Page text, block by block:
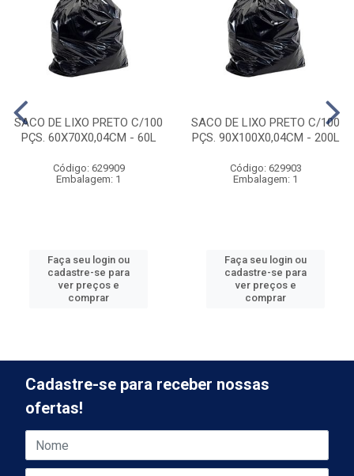
SACO DE LIXO PRETO C/100
PÇS. 60X70X0,04CM - 60L
Código: 629909
Embalagem: 1
Faça seu login ou
cadastre-se para
ver preços e
comprar
SACO DE LIXO PRETO C/100
PÇS. 90X100X0,04CM - 200L
Código: 629903
Embalagem: 1
Faça seu login ou
cadastre-se para
ver preços e
comprar
Cadastre-se para receber nossas
ofertas!